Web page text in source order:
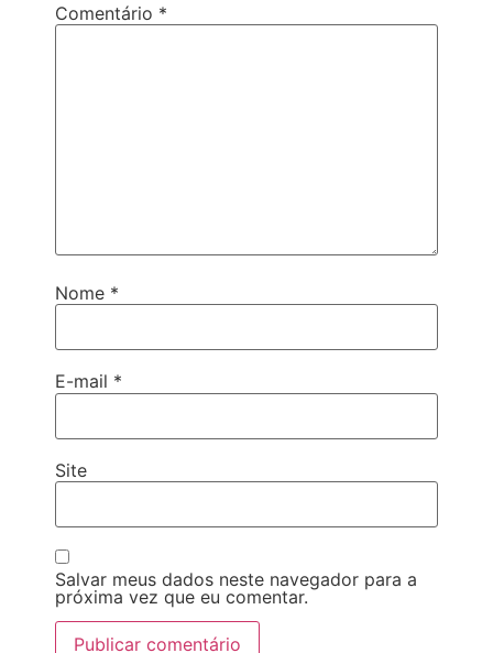
Comentário *
Nome *
E-mail *
Site
Salvar meus dados neste navegador para a
próxima vez que eu comentar.